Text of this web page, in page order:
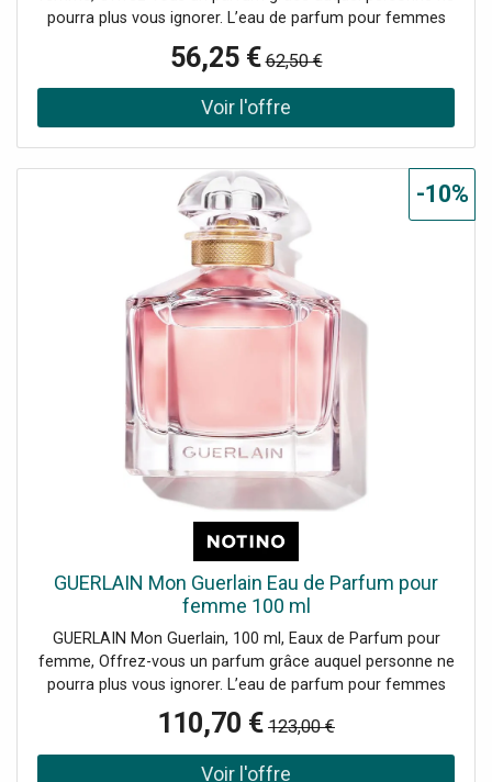
pourra plus vous ignorer. L’eau de parfum pour femmes
du luxe et de l’exception, sa composition olfactive
ingénieuse comblera les plus exigeantes. parfum floral
parfum oriental pour les femmes modernes du 21e siècle
senteur parfaite pour tous les jours
56,25 € 62,50 €
GUERLAIN Mon Guerlain Eau de Parfum pour
femme 100 ml
GUERLAIN Mon Guerlain, 100 ml, Eaux de Parfum pour
femme, Offrez-vous un parfum grâce auquel personne ne
pourra plus vous ignorer. L’eau de parfum pour femmes
GUERLAIN Mon Guerlain est une véritable personnification
du luxe et de l’exception, sa composition olfactive
ingénieuse comblera les plus exigeantes. parfum floral
parfum oriental pour les femmes modernes du 21e siècle
110,70 € 123,00 €
-10%